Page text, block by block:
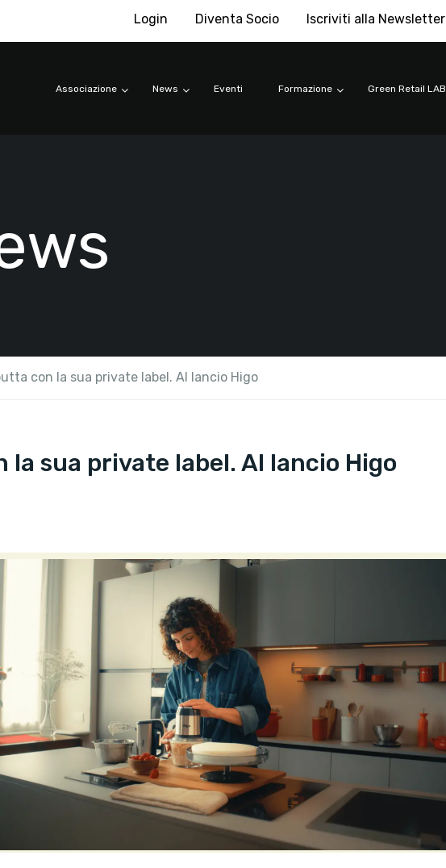
Login Diventa Socio Iscriviti alla Newsletter
Associazione News Eventi Formazione Green Retail LAB
con la sua private label. Al lancio Higo
sua private label. Al lancio Higo